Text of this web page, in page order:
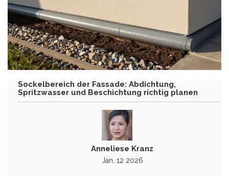
Sockelbereich der Fassade: Abdichtung,
Spritzwasser und Beschichtung richtig planen
Anneliese Kranz
Jan, 12 2026